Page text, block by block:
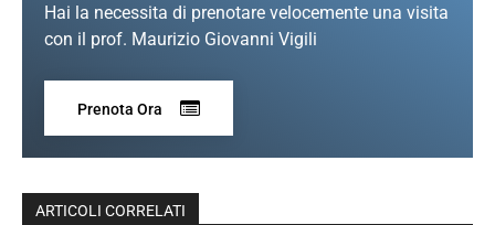
Hai la necessita di prenotare velocemente una visita
con il prof. Maurizio Giovanni Vigili
Prenota Ora
ARTICOLI CORRELATI